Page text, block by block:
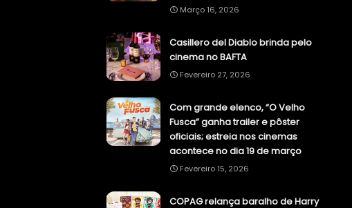
Março 16, 2026
Casillero del Diablo brinda pelo
cinema no BAFTA
Fevereiro 27, 2026
Com grande elenco, “O Velho
Fusca” ganha trailer e pôster
oficiais; estreia nos cinemas
acontece no dia 19 de março
Fevereiro 15, 2026
COPAG relança baralho de Harry